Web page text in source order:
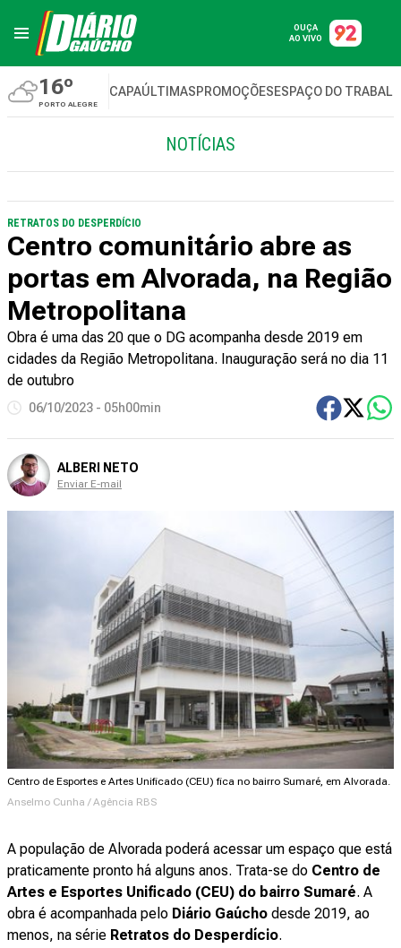
OUÇA
AO VIVO
16º
PORTO ALEGRE
CAPAÚLTIMASPROMOÇÕESESPAÇO DO
NOTÍCIAS
RETRATOS DO DESPERDÍCIO
Centro comunitário abre as
portas em Alvorada, na Região
Metropolitana
Obra é uma das 20 que o DG acompanha desde 2019 em
cidades da Região Metropolitana. Inauguração será no dia 11
de outubro
06/10/2023 - 05h00min
ALBERI NETO
Enviar E-mail
Centro de Esportes e Artes Unificado (CEU) fica no bairro Sumaré, em Alvorada.
Anselmo Cunha / Agência RBS
A população de Alvorada poderá acessar um espaço que está
praticamente pronto há alguns anos. Trata-se do Centro de
Artes e Esportes Unificado (CEU) do bairro Sumaré. A
obra é acompanhada pelo Diário Gaúcho desde 2019, ao
menos, na série Retratos do Desperdício.